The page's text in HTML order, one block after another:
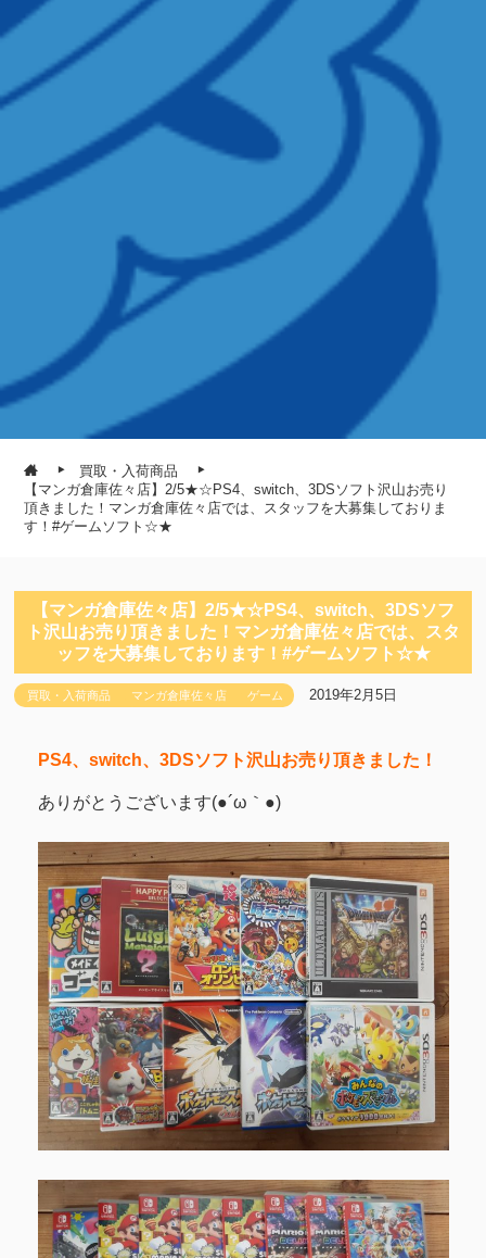
買取・入荷商品
【マンガ倉庫佐々店】2/5★☆PS4、switch、3DSソフト沢山お売り
頂きました！マンガ倉庫佐々店では、スタッフを大募集しておりま
す！#ゲームソフト☆★
【マンガ倉庫佐々店】2/5★☆PS4、switch、3DSソフ
ト沢山お売り頂きました！マンガ倉庫佐々店では、スタ
ッフを大募集しております！#ゲームソフト☆★
買取・入荷商品 マンガ倉庫佐々店 ゲーム 2019年2月5日
PS4、switch、3DSソフト沢山お売り頂きました！
ありがとうございます(●´ω｀●)